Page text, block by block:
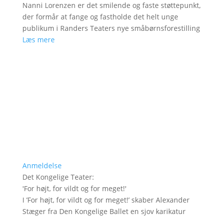
Nanni Lorenzen er det smilende og faste støttepunkt,
der formår at fange og fastholde det helt unge
publikum i Randers Teaters nye småbørnsforestilling
Læs mere
Anmeldelse
Det Kongelige Teater:
'For højt, for vildt og for meget!'
I ’For højt, for vildt og for meget!’ skaber Alexander
Stæger fra Den Kongelige Ballet en sjov karikatur